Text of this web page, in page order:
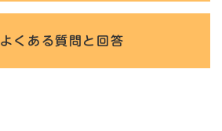
よくある質問と回答